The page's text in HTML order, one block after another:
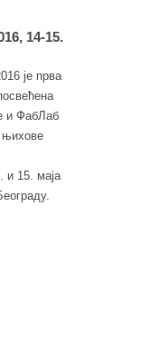
14-15.
је прва
и ФабЛаб
њихове
и 15. маја